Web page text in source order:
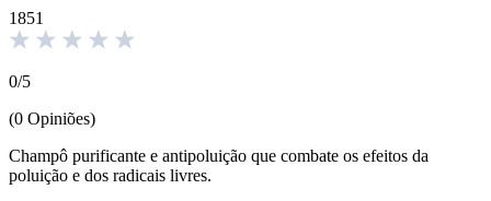
1851
0/5
(0 Opiniões)
Champô purificante e antipoluição que combate os efeitos da
poluição e dos radicais livres.